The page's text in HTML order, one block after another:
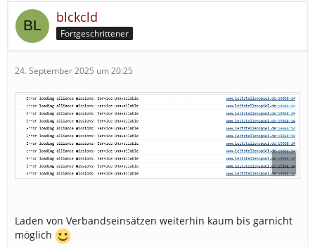
blckcld
Fortgeschrittener
24. September 2025 um 20:25
Laden von Verbandseinsätzen weiterhin kaum bis garnicht
möglich